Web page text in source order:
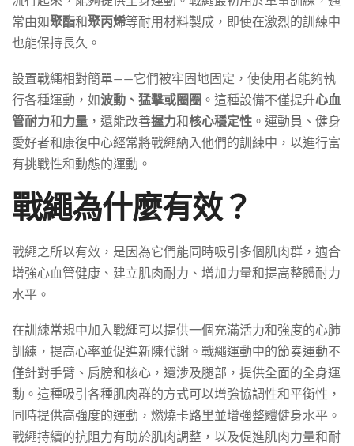
常由如聚酯和聚丙烯等耐用材料製成，即使在激烈的訓練中
也能保持長久。
設置戰繩相對簡單——它們被牢固地固定，使使用者能夠執
行各種運動，如波動、猛擊或圈圈 。這種設備不僅提升心血
管耐力和力量 ，還能改善握力和核心穩定性 。運動員、健身
愛好者和康復中心經常將戰繩納入他們的訓練中，以進行富
有挑戰性和動態的運動。
戰繩為什麼有效？
戰繩之所以有效，是因為它們能同時吸引多個肌肉群，適合
增強心血管健康、建立肌肉耐力、增加力量和提高整體耐力
水平。
在訓練常規中加入戰繩可以提供一個充滿活力和強度的心肺
訓練，提高心率並促進新陳代謝。戰繩運動中的節奏運動不
僅針對手臂、肩膀和核心，還涉及腿部，提供全面的全身運
動。這種吸引各種肌肉群的方式可以增強協調性和平衡性，
同時提供高強度的運動，燃燒卡路里並增強整體健身水平。
戰繩持續的抗阻力有助於肌肉調整，以及促進肌肉力量和耐